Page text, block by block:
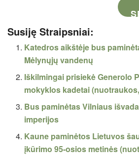
Susiję Straipsniai:
Katedros aikštėje bus
Mėlynųjų vandenų
Iškilmingai prisiekė Generolo
mokyklos kadetai
Bus paminėtas Vilniaus
imperijos
Kaune paminėtos Lietuvos
įkūrimo 95-osios metinės